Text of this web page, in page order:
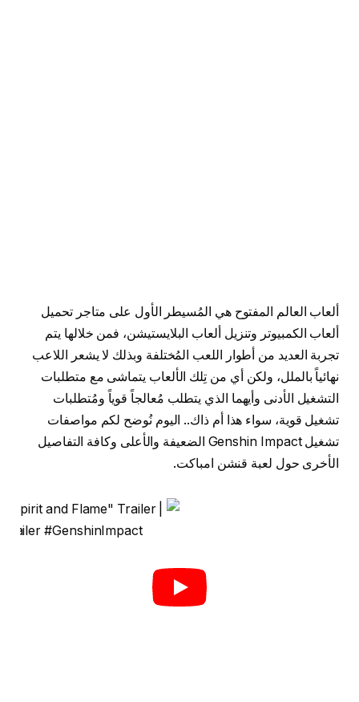
ألعاب العالم المفتوح هي المُسيطر الأول على متاجر تحميل
ألعاب الكمبيوتر وتنزيل ألعاب البلايستيشن، فمن خلالها يتم
تجربة العديد من أطوار اللعب المُختلفة وبذلك لا يشعر اللاعب
نهائياً بالملل، ولكن أي من تِلك الألعاب يتماشى مع متطلبات
التشغيل الأدنى وأيهما الذي يتطلب مُعالجاً قوياً ومُتطلبات
تشغيل قوية، سواء هذا أم ذاك.. اليوم نُوضح لكم مواصفات
تشغيل Genshin Impact الضعيفة والأعلى وكافة التفاصيل
الأخرى حول لعبة قنشن امباكت.